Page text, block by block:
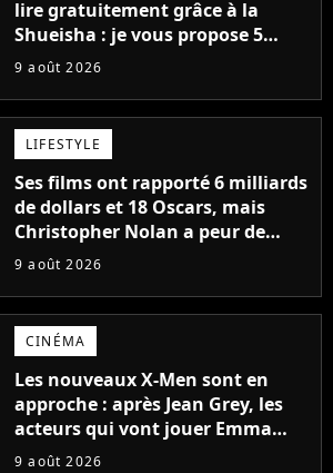
lire gratuitement grâce à la
Shueisha : je vous propose 5
mangas jamais sortis en France
9 août 2026
LIFESTYLE
Ses films ont rapporté 6 milliards
de dollars et 18 Oscars, mais
Christopher Nolan a peur de
tourner un genre de films très
9 août 2026
CINÉMA
Les nouveaux X-Men sont en
approche : après Jean Grey, les
acteurs qui vont jouer Emma
Frost et Cyclope trouvés !
9 août 2026